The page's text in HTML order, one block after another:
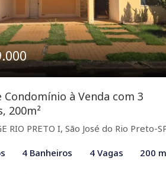
Condomínio à Venda com 3
200m²
RIO PRETO I, São José do Rio Preto-
4 Banheiros 4 Vagas 200